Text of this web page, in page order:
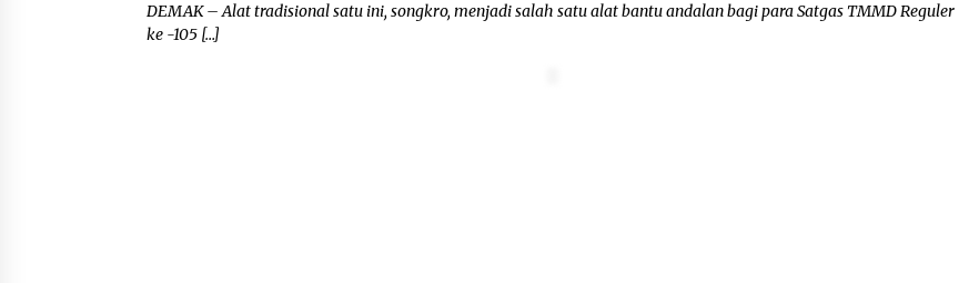
DEMAK – Alat tradisional satu ini, songkro, menjadi salah satu alat bantu andalan bagi para Satgas TMMD Reguler
ke -105 […]